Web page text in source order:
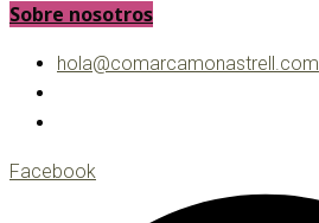
Sobre nosotros
hola@comarcamonastrell.com
Facebook